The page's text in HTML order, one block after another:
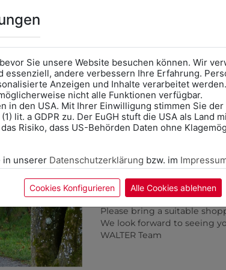
BW
8,90
9DRW10BL01
FALTENROCK MIT PASSE
Sie unsere Website besuchen können. Wir
essenziell, andere verbessern Ihre Erfahrung.
Anzeigen und Inhalte verarbeitet
nicht alle Funktionen verfügbar.
in den USA. Mit Ihrer Einwilligung stimmen Sie
lit. a GDPR zu. Der EuGH stuft die USA als Land
Risiko, dass US-Behörden Daten ohne
in unserer Datenschutzerklärung bzw. im
Cookies Konfigurieren Alle Cookies ablehnen
AnprobeVorort im
das Kalendersymbol.
Ohne Termin kann es zu
Bitte nehmen Sie eine
für Ihren Einkauf mit.
Wir freuen uns - Das
correct school.
calendar icon.
Without an appointment,
Please bring a suitable
We look forward to seeing
WALTER Team